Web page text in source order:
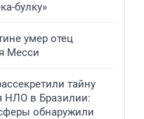
булку»
умер отец
Месси
тайну
НЛО в Бразилии:
обнаружили